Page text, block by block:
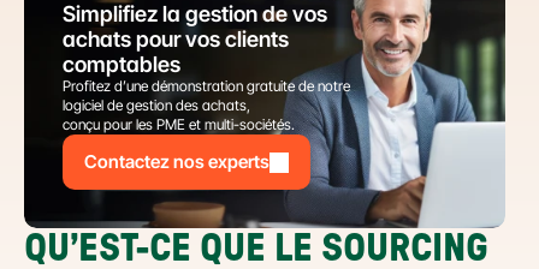
Simplifiez la gestion de vos
achats pour vos clients
comptables
Profitez d’une démonstration gratuite de notre
logiciel de gestion des achats,
conçu pour les PME et multi-sociétés.
Contactez nos experts
QU’EST-CE QUE LE SOURCING